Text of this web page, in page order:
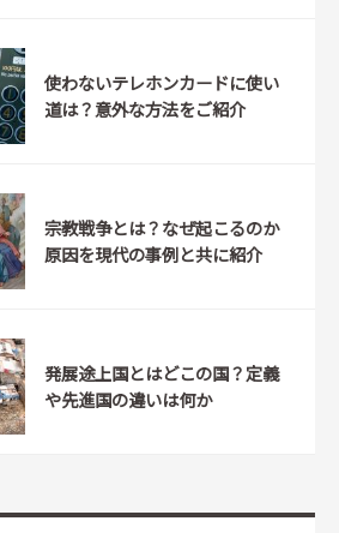
使わないテレホンカードに使い
道は？意外な方法をご紹介
宗教戦争とは？なぜ起こるのか
原因を現代の事例と共に紹介
発展途上国とはどこの国？定義
や先進国の違いは何か